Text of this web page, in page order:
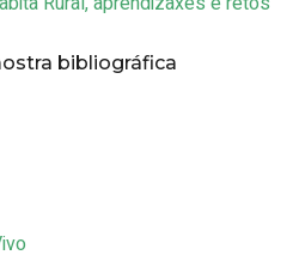
bibliográfica